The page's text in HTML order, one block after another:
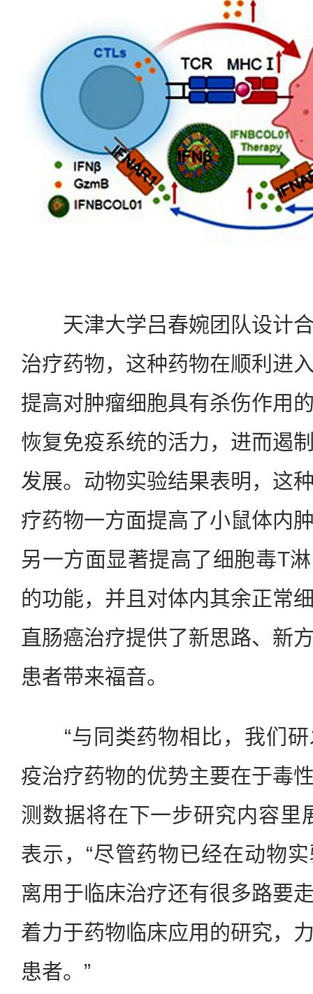
天津大学吕春婉团队设计合
治疗药物，这种药物在顺利进
提高对肿瘤细胞具有杀伤作用
恢复免疫系统的活力，进而遏
发展。动物实验结果表明，这
疗药物一方面提高了小鼠体内
另一方面显著提高了细胞毒T
的功能，并且对体内其余正常
直肠癌治疗提供了新思路、新
患者带来福音。
“与同类药物相比，我们研
疫治疗药物的优势主要在于毒
测数据将在下一步研究内容里
表示，“尽管药物已经在动物
离用于临床治疗还有很多路要
着力于药物临床应用的研究，
患者。”